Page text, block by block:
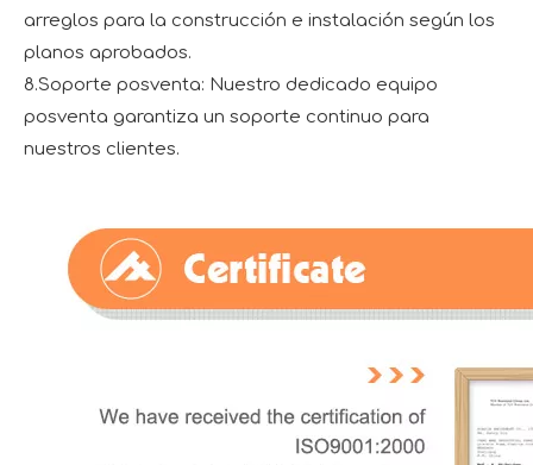
arreglos para la construcción e instalación según los
planos aprobados.
8.Soporte posventa: Nuestro dedicado equipo
posventa garantiza un soporte continuo para
nuestros clientes.